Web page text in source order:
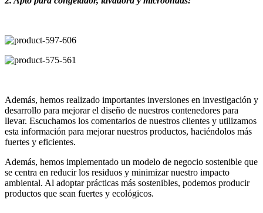
Además, hemos realizado importantes inversiones en investigación y
desarrollo para mejorar el diseño de nuestros contenedores para
llevar. Escuchamos los comentarios de nuestros clientes y utilizamos
esta información para mejorar nuestros productos, haciéndolos más
fuertes y eficientes.
Además, hemos implementado un modelo de negocio sostenible que
se centra en reducir los residuos y minimizar nuestro impacto
ambiental. Al adoptar prácticas más sostenibles, podemos producir
productos que sean fuertes y ecológicos.